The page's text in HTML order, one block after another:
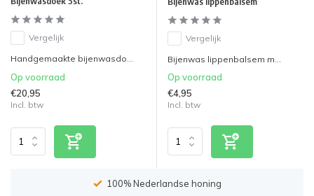
Vergelijk
Handgemaakte bijenwasdo...
Op voorraad
€20,95
Incl. btw
Vergelijk
Bijenwas lippenbalsem m...
Op voorraad
€4,95
Incl. btw